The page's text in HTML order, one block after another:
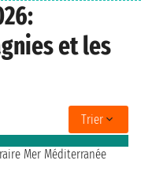
et les
Trier